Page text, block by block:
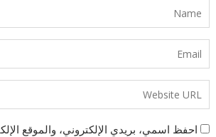
احفظ اسمي، بريدي الإلكتروني، والموقع